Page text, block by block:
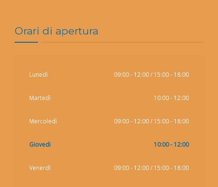
Orari di apertura
Lunedì 09:00 - 12:00 / 15:00 - 18:00
Martedì 10:00 - 12:00
Mercoledì 09:00 - 12:00 / 15:00 - 18:00
Giovedi 10:00 - 12:00
Venerdì 09:00 - 12:00 / 15:00 - 18:00